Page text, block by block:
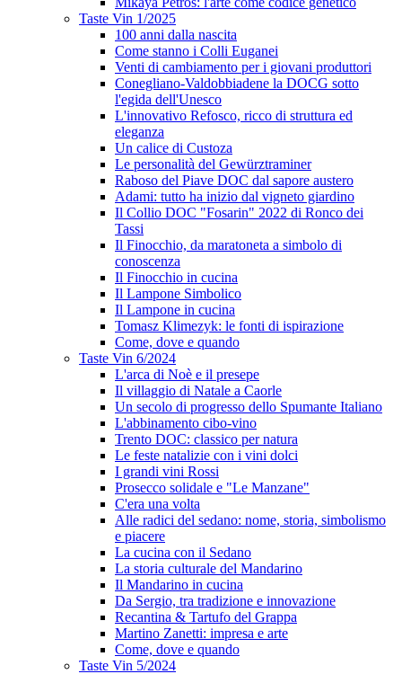
Taste Vin 1/2025
100 anni dalla nascita
Come stanno i Colli Euganei
Venti di cambiamento per i giovani produttori
Conegliano-Valdobbiadene la DOCG sotto
l'egida dell'Unesco
L'innovativo Refosco, ricco di struttura ed
eleganza
Un calice di Custoza
Le personalità del Gewürztraminer
Raboso del Piave DOC dal sapore austero
Adami: tutto ha inizio dal vigneto giardino
Il Collio DOC "Fosarin" 2022 di Ronco dei
Tassi
Il Finocchio, da maratoneta a simbolo di
conoscenza
Il Finocchio in cucina
Il Lampone Simbolico
Il Lampone in cucina
Tomasz Klimezyk: le fonti di ispirazione
Come, dove e quando
Taste Vin 6/2024
L'arca di Noè e il presepe
Il villaggio di Natale a Caorle
Un secolo di progresso dello Spumante Italiano
L'abbinamento cibo-vino
Trento DOC: classico per natura
Le feste natalizie con i vini dolci
I grandi vini Rossi
Prosecco solidale e "Le Manzane"
C'era una volta
Alle radici del sedano: nome, storia, simbolismo
e piacere
La cucina con il Sedano
La storia culturale del Mandarino
Il Mandarino in cucina
Da Sergio, tra tradizione e innovazione
Recantina & Tartufo del Grappa
Martino Zanetti: impresa e arte
Come, dove e quando
Taste Vin 5/2024